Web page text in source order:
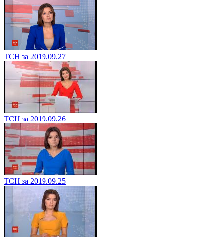
ТСН за 2019.09.27
ТСН за 2019.09.26
ТСН за 2019.09.25